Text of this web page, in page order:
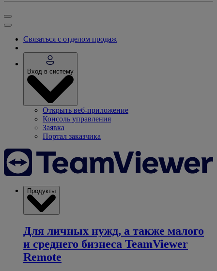
Связаться с отделом продаж
Вход в систему
Открыть веб-приложение
Консоль управления
Заявка
Портал заказчика
Продукты
Для личных нужд, а также малого
и среднего бизнеса TeamViewer
Remote